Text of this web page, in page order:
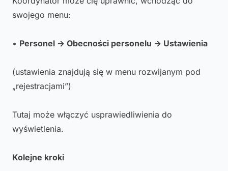
swojego menu:
• Personel → Obecności personelu → Ustawienia
(ustawienia znajdują się w menu rozwijanym pod
„rejestracjami”)
Tutaj może włączyć usprawiedliwienia do
wyświetlenia.
Kolejne kroki